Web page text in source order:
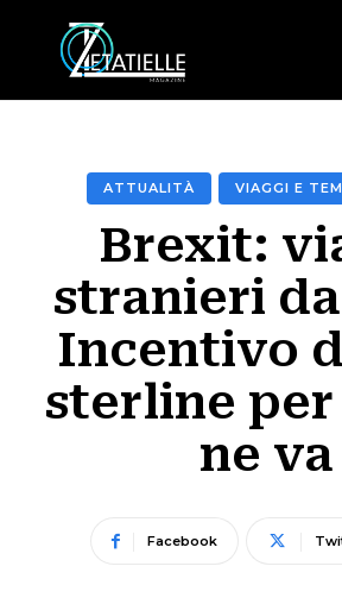
ATTUALITÀ VIAGGI E
Brexit:
stranieri
Incentivo
sterline per
ne va
Facebook